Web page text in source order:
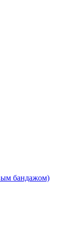
бандажом)